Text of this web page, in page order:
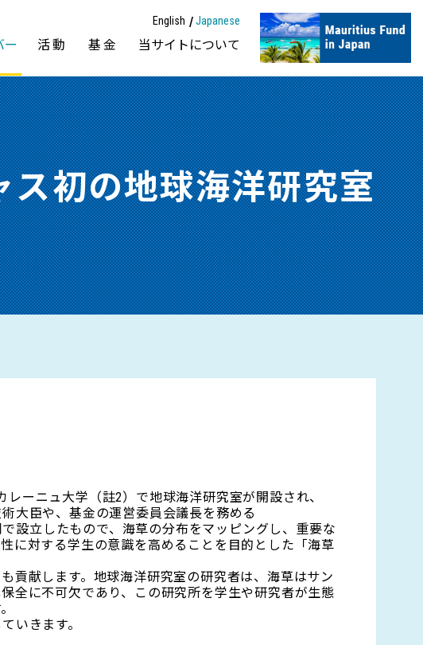
ー 活動 基金 当サイトについて
English Japanese
ス初の地球海洋研究室
ーニュ大学（註2）で地球海洋研究室が開設され、
大臣や、基金の運営委員会議長を務める
設立したもので、海草の分布をマッピングし、重要な
に対する学生の意識を高めることを目的とした「海草
貢献します。地球海洋研究室の研究者は、海草はサン
全に不可欠であり、この研究所を学生や研究者が生態
いきます。